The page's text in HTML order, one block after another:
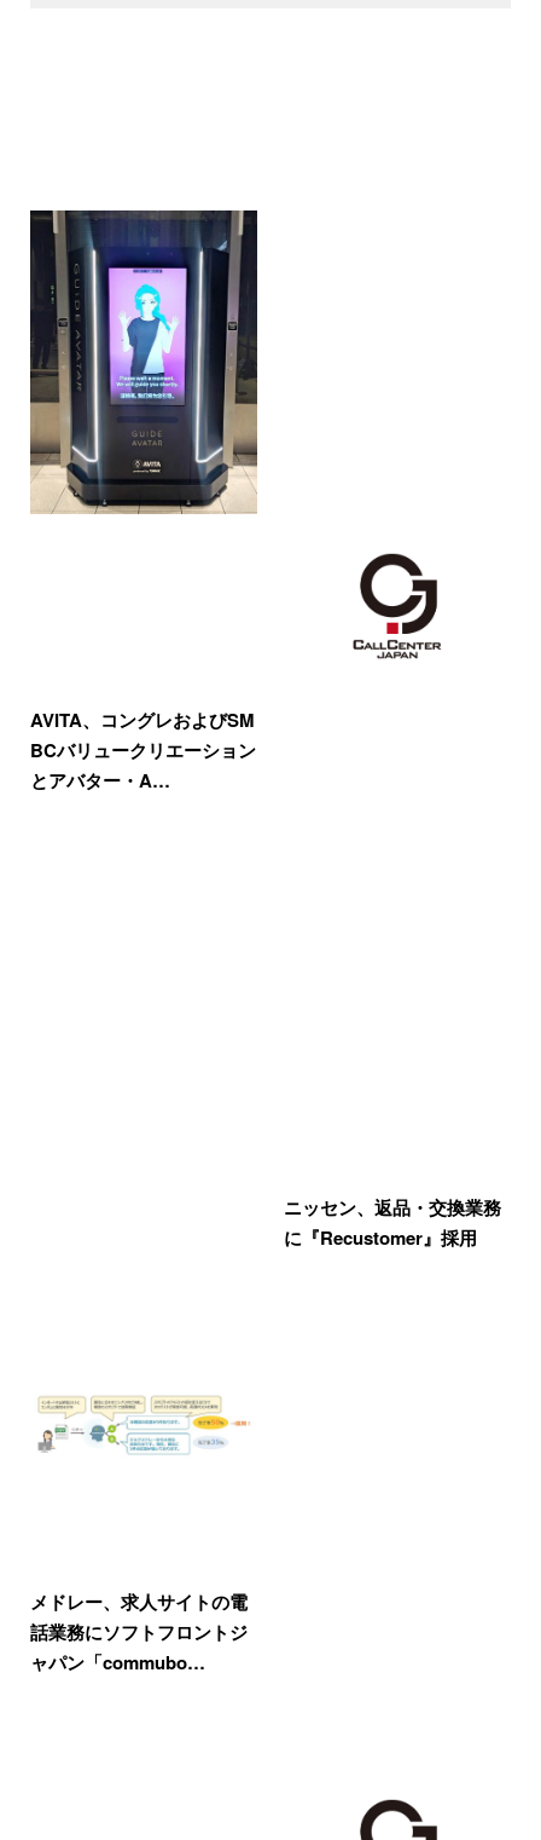
AVITA、コングレおよびSM
BCバリュークリエーション
とアバター・A…
ニッセン、返品・交換業務
に『Recustomer』採用
メドレー、求人サイトの電
話業務にソフトフロントジ
ャパン「commubo…